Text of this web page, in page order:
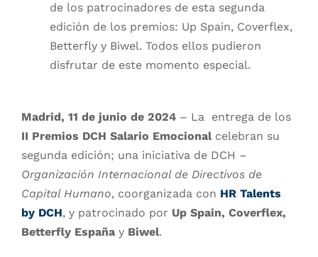
de los patrocinadores de esta segunda
edición de los premios: Up Spain, Coverflex,
Betterfly y Biwel. Todos ellos pudieron
disfrutar de este momento especial.
Madrid, 11 de junio de 2024– La entrega de los
II Premios DCH Salario Emocionalcelebran su
segunda edición; una iniciativa de DCH –
Organización Internacional de Directivos de
Capital Humano, coorganizada con HR Talents
by DCH, y patrocinado por Up Spain, Coverflex,
Betterfly Españay Biwel.